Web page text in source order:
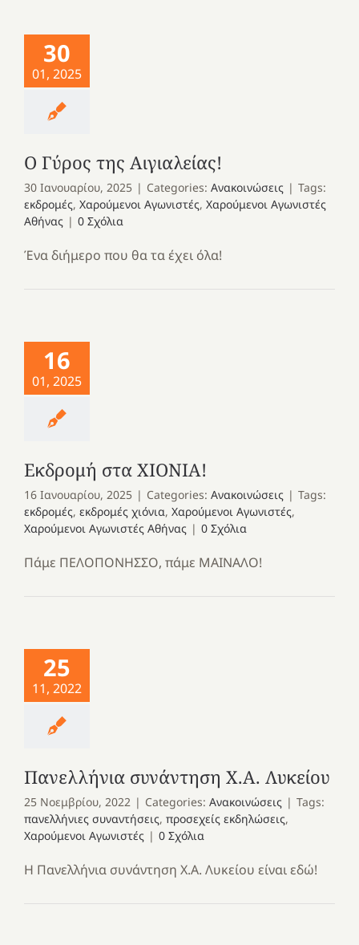
30
01, 2025
Ο Γύρος της Αιγιαλείας!
30 Ιανουαρίου, 2025 | Categories: Ανακοινώσεις | Tags:
εκδρομές, Χαρούμενοι Αγωνιστές, Χαρούμενοι Αγωνιστές
Αθήνας | 0 Σχόλια
Ένα διήμερο που θα τα έχει όλα!
16
01, 2025
Εκδρομή στα ΧΙΟΝΙΑ!
16 Ιανουαρίου, 2025 | Categories: Ανακοινώσεις | Tags:
εκδρομές, εκδρομές χιόνια, Χαρούμενοι Αγωνιστές,
Χαρούμενοι Αγωνιστές Αθήνας | 0 Σχόλια
Πάμε ΠΕΛΟΠΟΝΗΣΣΟ, πάμε ΜΑΙΝΑΛΟ!
25
11, 2022
Πανελλήνια συνάντηση Χ.Α. Λυκείου
25 Νοεμβρίου, 2022 | Categories: Ανακοινώσεις | Tags:
πανελλήνιες συναντήσεις, προσεχείς εκδηλώσεις,
Χαρούμενοι Αγωνιστές | 0 Σχόλια
Η Πανελλήνια συνάντηση Χ.Α. Λυκείου είναι εδώ!